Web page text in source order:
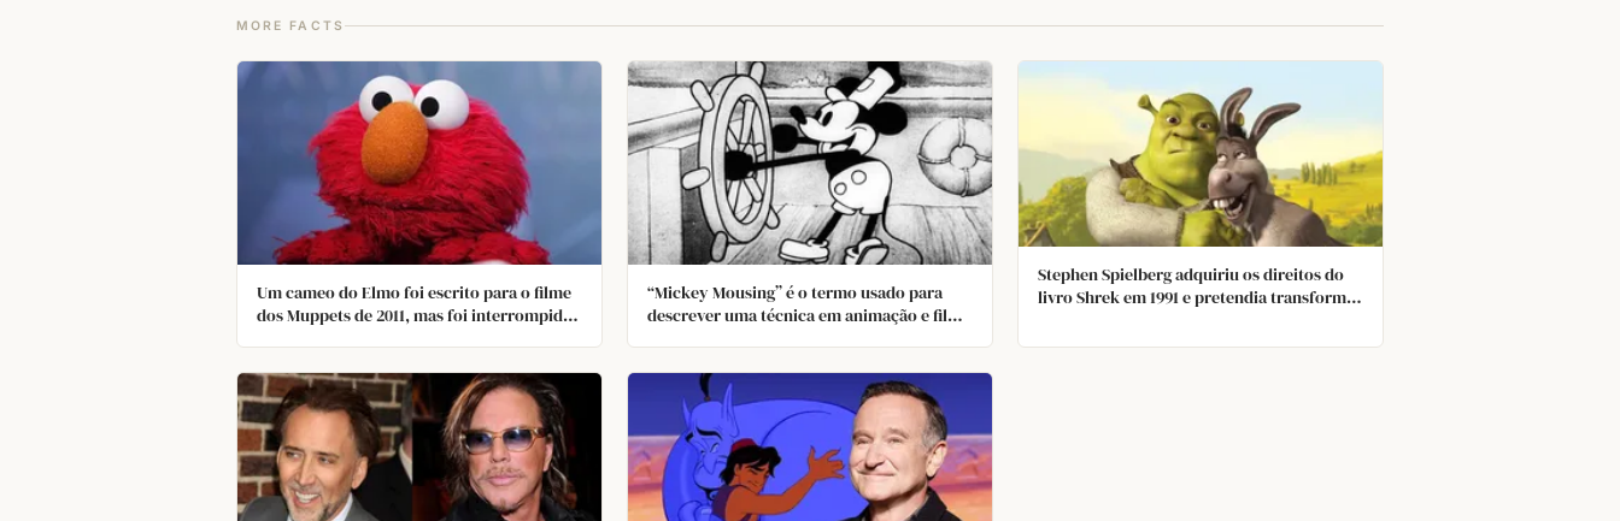
MORE FACTS
Um cameo do Elmo foi escrito para o filme
dos Muppets de 2011, mas foi interrompido
mostrava os Muppets tentando recrutar o
Elmo, mas sendo impedidos pelos seus
advogados.
“Mickey Mousing” é o termo usado para
descrever uma técnica em animação e filme
primeiro a fazê-lo, mas aperfeiçoou o
método no curta do Mickey Mouse; "Barco
a vapor Willie."
Stephen Spielberg adquiriu os direitos do
livro Shrek em 1991 e pretendia transformá-
Dan Akroyd como Shrek e Chris Rock como